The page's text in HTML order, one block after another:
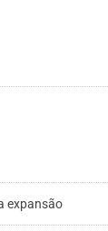
expansão